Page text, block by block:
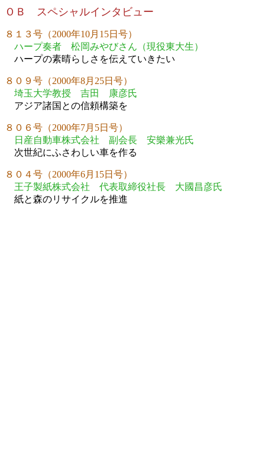
ＯＢ スペシャルインタビュー
８１３号（2000年10月15日号）
ハープ奏者 松岡みやびさん（現役東大生）
ハープの素晴らしさを伝えていきたい
８０９号（2000年8月25日号）
埼玉大学教授 吉田 康彦氏
アジア諸国との信頼構築を
８０６号（2000年7月5日号）
日産自動車株式会社 副会長 安樂兼光氏
次世紀にふさわしい車を作る
８０４号（2000年6月15日号）
王子製紙株式会社 代表取締役社長 大國昌彦氏
紙と森のリサイクルを推進